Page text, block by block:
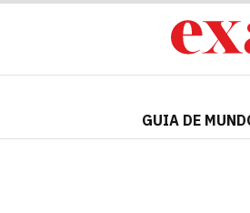
GUIA DE